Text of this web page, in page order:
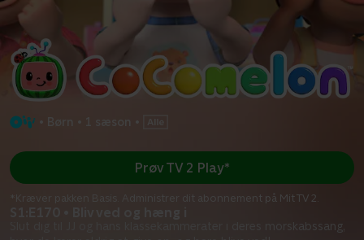
• Børn • 1 sæson •
Slut dig til JJ og hans klassekammerater i deres morskabssang,
Prøv TV 2 Play*
*Kræver pakken Basis. Administrer dit abonnement på Mit TV 2.